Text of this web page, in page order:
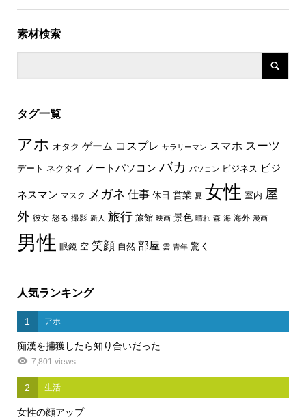
素材検索
タグ一覧
アホ オタク ゲーム コスプレ サラリーマン スマホ スーツ
デート ネクタイ ノートパソコン バカ パソコン ビジネス ビジ
ネスマン マスク メガネ 仕事 休日 営業 夏 女性 室内 屋
外 彼女 怒る 撮影 新人 旅行 旅館 映画 景色 晴れ 森 海 海外 漫画
男性 眼鏡 空 笑顔 自然 部屋 雲 青年 驚く
人気ランキング
1 アホ
痴漢を捕獲したら知り合いだった
7,801 views
2 生活
女性の顔アップ